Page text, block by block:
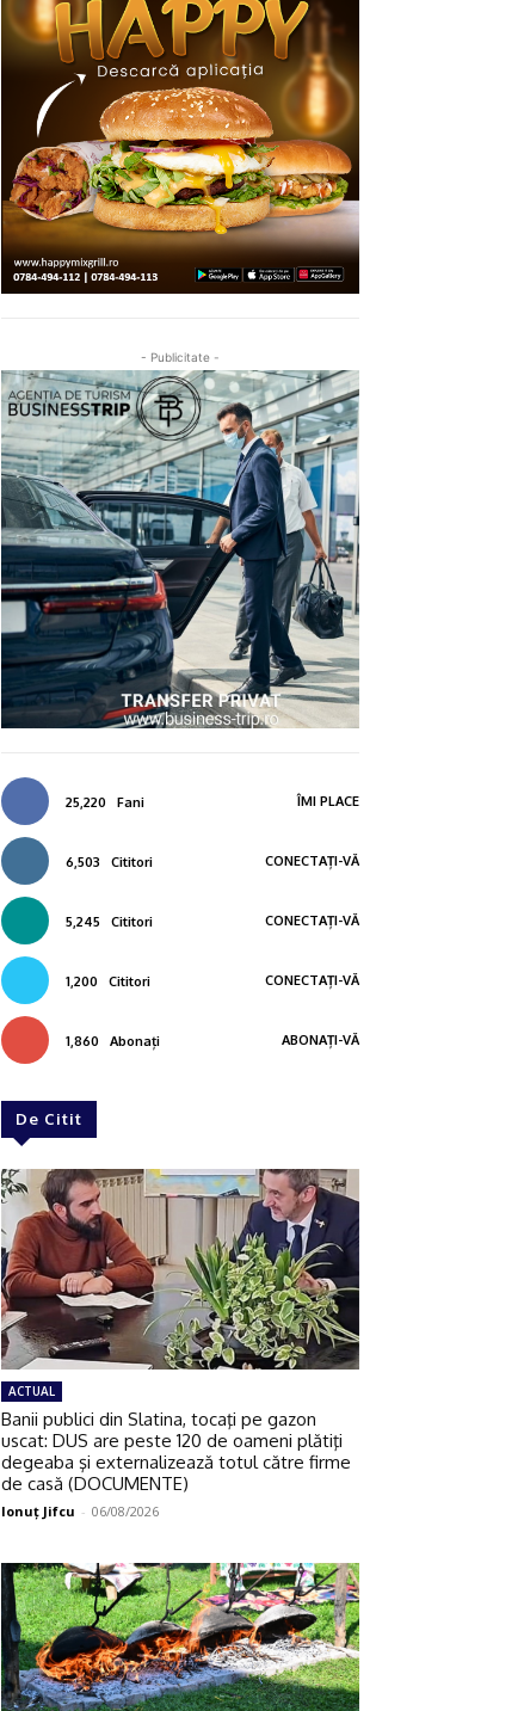
- Publicitate -
25,220 Fani ÎMI PLACE
6,503 Cititori CONECTAȚI-VĂ
5,245 Cititori CONECTAȚI-VĂ
1,200 Cititori CONECTAȚI-VĂ
1,860 Abonați ABONAȚI-VĂ
De Citit
ACTUAL
Banii publici din Slatina, tocaţi pe gazon
uscat: DUS are peste 120 de oameni plătiţi
degeaba şi externalizează totul către firme
de casă (DOCUMENTE)
Ionuţ Jifcu - 06/08/2026